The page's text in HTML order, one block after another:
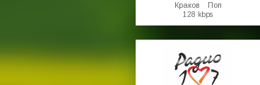
Краков Поп
128 kbps